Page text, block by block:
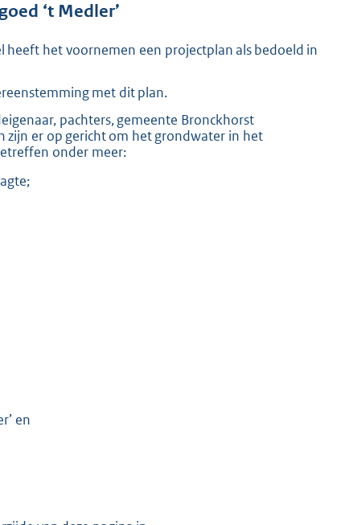
‘t Medler’
heeft het voornemen een projectplan als bedoeld in
met dit plan.
pachters, gemeente Bronckhorst
zijn er op gericht om het grondwater in het
onder meer:
en